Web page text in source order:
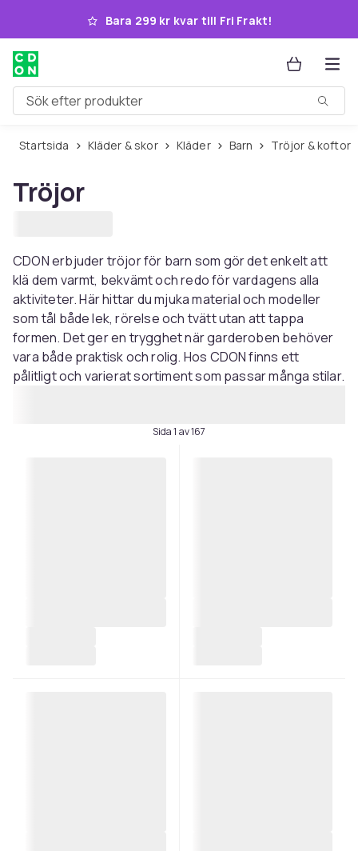
Hoppa till huvudinnehållet
Bara 299 kr kvar till Fri Frakt!
Sök efter produkter
Startsida Kläder & skor Kläder Barn Tröjor & koftor
Tröjor
CDON erbjuder tröjor för barn som gör det enkelt att
klä dem varmt, bekvämt och redo för vardagens alla
aktiviteter. Här hittar du mjuka material och modeller
som tål både lek, rörelse och tvätt utan att tappa
formen. Det ger en trygghet när garderoben behöver
vara både praktisk och rolig. Hos CDON finns ett
pålitligt och varierat sortiment som passar många stilar.
Sida 1 av 167